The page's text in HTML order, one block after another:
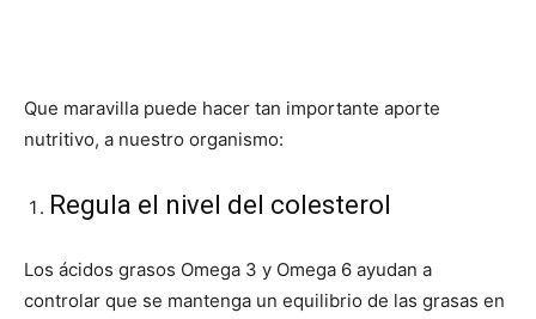
Que maravilla puede hacer tan importante aporte
nutritivo, a nuestro organismo:
Regula el nivel del colesterol
Los ácidos grasos Omega 3 y Omega 6 ayudan a
controlar que se mantenga un equilibrio de las grasas en